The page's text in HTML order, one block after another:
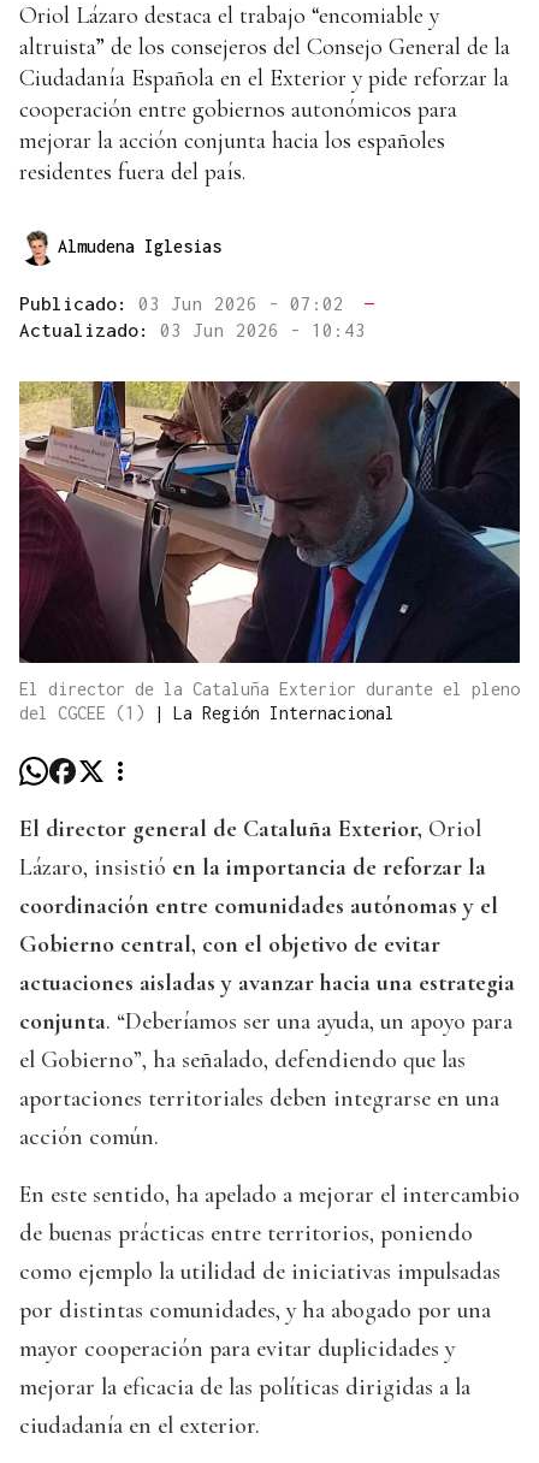
Oriol Lázaro destaca el trabajo “encomiable y
altruista” de los consejeros del Consejo General de la
Ciudadanía Española en el Exterior y pide reforzar la
cooperación entre gobiernos autonómicos para
mejorar la acción conjunta hacia los españoles
residentes fuera del país.
Almudena Iglesias
Publicado: 03 Jun 2026 - 07:02
—
Actualizado: 03 Jun 2026 - 10:43
El director de la Cataluña Exterior durante el pleno
del CGCEE (1)
| La Región Internacional
El director general de Cataluña Exterior, Oriol
Lázaro, insistió en la importancia de reforzar la
coordinación entre comunidades autónomas y el
Gobierno central, con el objetivo de evitar
actuaciones aisladas y avanzar hacia una estrategia
conjunta. “Deberíamos ser una ayuda, un apoyo para
el Gobierno”, ha señalado, defendiendo que las
aportaciones territoriales deben integrarse en una
acción común.
En este sentido, ha apelado a mejorar el intercambio
de buenas prácticas entre territorios, poniendo
como ejemplo la utilidad de iniciativas impulsadas
por distintas comunidades, y ha abogado por una
mayor cooperación para evitar duplicidades y
mejorar la eficacia de las políticas dirigidas a la
ciudadanía en el exterior.